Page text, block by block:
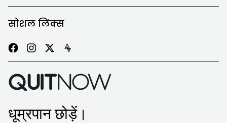
सोशल लिंक्स
धूम्रपान छोड़ें।